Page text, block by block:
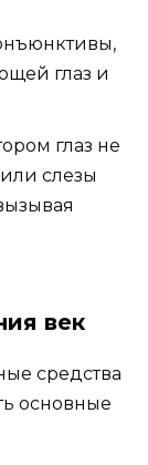
глаз и
глаз не
слезы
век
средства
основные